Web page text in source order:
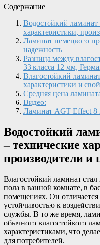
Содержание
Водостойкий ламинат
характеристики,
Ламинат немецкого
надежность
Разница между
33 класса 12 мм,
Влагостойкий
характеристики и
Средняя цена
Видео:
Ламинат AGT Effect 8
Водостойкий
– технические
производители
Влагостойкий ламинат
пола в ванной комнате, в
помещениях. Он
устойчивостью к
службы. В то же время,
обычного влагостойкого
характеристиками, что
для потребителей.